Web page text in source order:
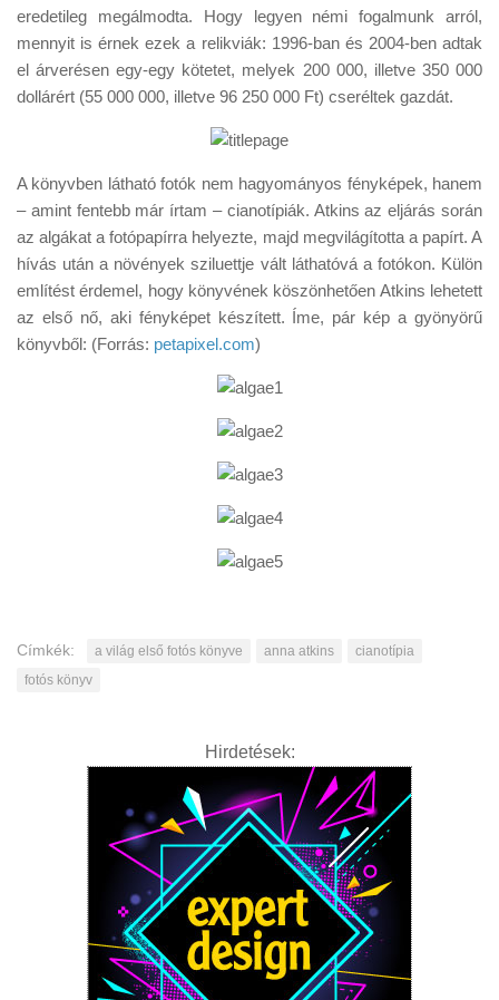
E-BB
eredetileg megálmodta. Hogy legyen némi fogalmunk arról,
mennyit is érnek ezek a relikviák: 1996-ban és 2004-ben adtak
el árverésen egy-egy kötetet, melyek 200 000, illetve 350 000
dollárért (55 000 000, illetve 96 250 000 Ft) cseréltek gazdát.
A könyvben látható fotók nem hagyományos fényképek, hanem
– amint fentebb már írtam – cianotípiák. Atkins az eljárás során
az algákat a fotópapírra helyezte, majd megvilágította a papírt. A
hívás után a növények sziluettje vált láthatóvá a fotókon. Külön
említést érdemel, hogy könyvének köszönhetően Atkins lehetett
az első nő, aki fényképet készített. Íme, pár kép a gyönyörű
könyvből: (Forrás: petapixel.com)
Címkék: a világ első fotós könyve anna atkins
cianotípia
fotós könyv
Hirdetések: